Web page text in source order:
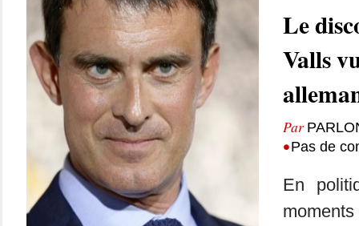
Le
Valls
Par
•Pas de
En